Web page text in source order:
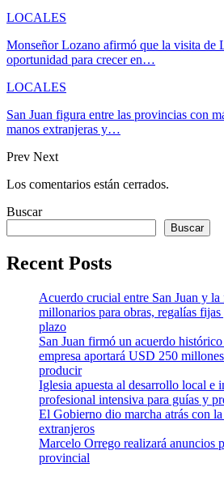
LOCALES
Monseñor Lozano afirmó que la visita de
oportunidad para crecer en…
LOCALES
San Juan figura entre las provincias con
manos extranjeras y…
Prev Next
Los comentarios están cerrados.
Buscar
Buscar
Recent Posts
Acuerdo crucial entre San Juan y
millonarios para obras, regalías
plazo
San Juan firmó un acuerdo
empresa aportará USD 250
producir
Iglesia apuesta al desarrollo local e
profesional intensiva para guías y
El Gobierno dio marcha atrás con la
extranjeros
Marcelo Orrego realizará anuncios
provincial